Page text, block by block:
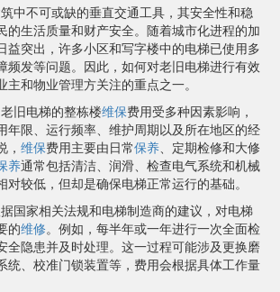
中不可或缺的垂直交通工具，其安全性和稳
的生活质量和财产安全。随着城市化进程的加
益突出，许多小区和写字楼中的电梯已使用多
频发等问题。因此，如何对老旧电梯进行有效
主和物业管理方关注的重点之一。
旧电梯的整栋楼维保费用受多种因素影响，
用年限、运行频率、维护周期以及所在地区的经
， 维保费用主要由日常保养 、定期检修和大修
养通常包括清洁、润滑、检查电气系统和机械
较低，但却是确保电梯正常运行的基础。
国家相关法规和电梯制造商的建议，对电梯
的维修。例如，每半年或一年进行一次全面检
全隐患并及时处理。这一过程可能涉及更换磨
统、校准门锁装置等，费用会根据具体工作量